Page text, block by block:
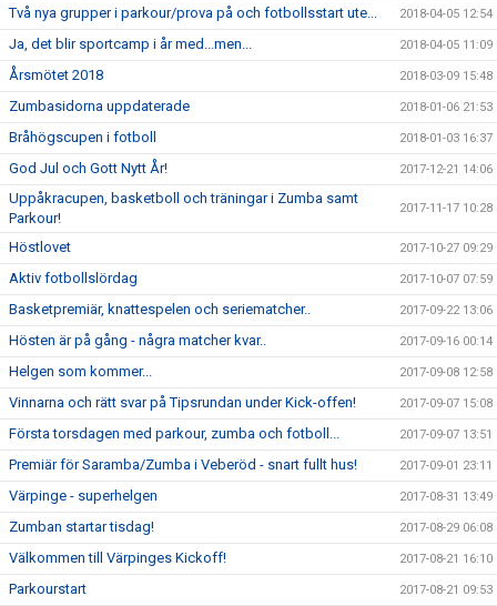
Två nya grupper i parkour/prova på och fotbollsstart ute... 2018-04-05 12:54
Ja, det blir sportcamp i år med...men... 2018-04-05 11:09
Årsmötet 2018 2018-03-09 15:48
Zumbasidorna uppdaterade 2018-01-06 21:53
Bråhögscupen i fotboll 2018-01-03 16:37
God Jul och Gott Nytt År! 2017-12-21 14:06
Uppåkracupen, basketboll och träningar i Zumba samt
Parkour!
2017-11-17 10:28
Höstlovet 2017-10-27 09:29
Aktiv fotbollslördag 2017-10-07 07:59
Basketpremiär, knattespelen och seriematcher.. 2017-09-22 13:06
Hösten är på gång - några matcher kvar.. 2017-09-16 00:14
Helgen som kommer... 2017-09-08 12:58
Vinnarna och rätt svar på Tipsrundan under Kick-offen! 2017-09-07 15:08
Första torsdagen med parkour, zumba och fotboll... 2017-09-07 13:51
Premiär för Saramba/Zumba i Veberöd - snart fullt hus! 2017-09-01 23:11
Värpinge - superhelgen 2017-08-31 13:49
Zumban startar tisdag! 2017-08-29 06:08
Välkommen till Värpinges Kickoff! 2017-08-21 16:10
Parkourstart 2017-08-21 09:53